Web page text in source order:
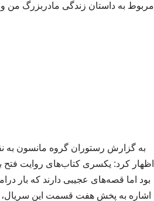
مربوط به داستان زندگی مادربزرگ من
به گزارش رستوران گروه مانسون به
اظهار کرد: یکسری کتاب‌های روایت فتح
بود اما قصه‌های عجیبی دارند که بار
اشاره به پخش هفت قسمت این